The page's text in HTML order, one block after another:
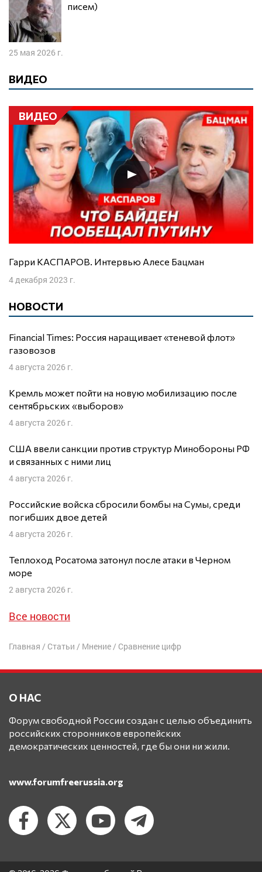
писем)
25 мая 2026 г.
ВИДЕО
ВИДЕО
Гарри КАСПАРОВ. Интервью Алесе Бацман
4 декабря 2023 г.
НОВОСТИ
Financial Times: Россия наращивает «теневой флот»
газовозов
4 августа 2026 г.
Кремль может пойти на новую мобилизацию после
сентябрьских «выборов»
4 августа 2026 г.
США ввели санкции против структур Минобороны РФ
и связанных с ними лиц
4 августа 2026 г.
Российские войска сбросили бомбы на Сумы, среди
погибших двое детей
4 августа 2026 г.
Теплоход Росатома затонул после атаки в Черном
море
2 августа 2026 г.
Все новости
Главная / Статьи / Мнение/ Сравнение цифр
О НАС
Форум свободной России создан с целью объединить
российских сторонников европейских
демократических ценностей, где бы они ни жили.
www.forumfreerussia.org